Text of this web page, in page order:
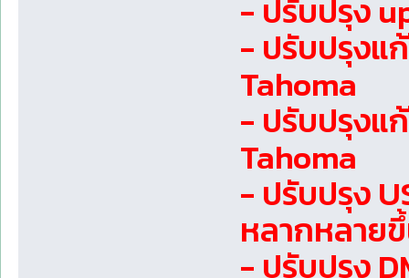
- ปรับปรุง
- ปรับปรุงแ
Tahoma
- ปรับปรุงแ
Tahoma
- ปรับปรุง
หลากหลาย
- ปรับปรุง